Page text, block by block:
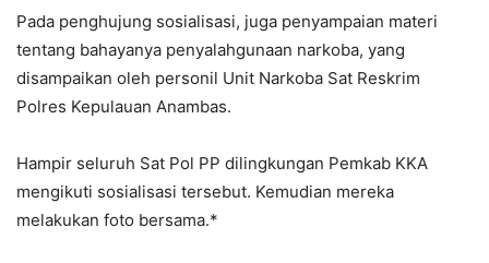
Pada penghujung sosialisasi, juga penyampaian materi
tentang bahayanya penyalahgunaan narkoba, yang
disampaikan oleh personil Unit Narkoba Sat Reskrim
Polres Kepulauan Anambas.
Hampir seluruh Sat Pol PP dilingkungan Pemkab KKA
mengikuti sosialisasi tersebut. Kemudian mereka
melakukan foto bersama.*